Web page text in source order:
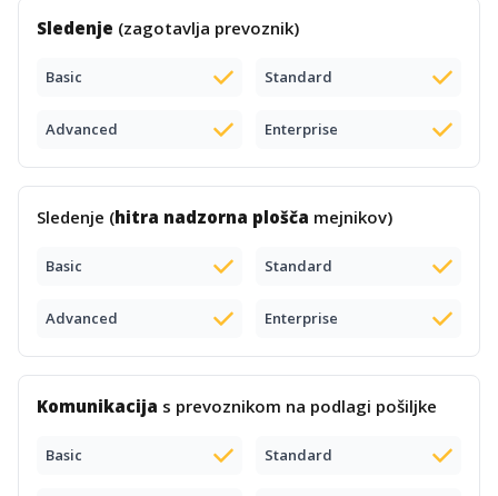
Sledenje (zagotavlja prevoznik)
Basic Standard
Advanced Enterprise
Sledenje (hitra nadzorna plošča mejnikov)
Basic Standard
Advanced Enterprise
Komunikacija s prevoznikom na podlagi pošiljke
Basic Standard